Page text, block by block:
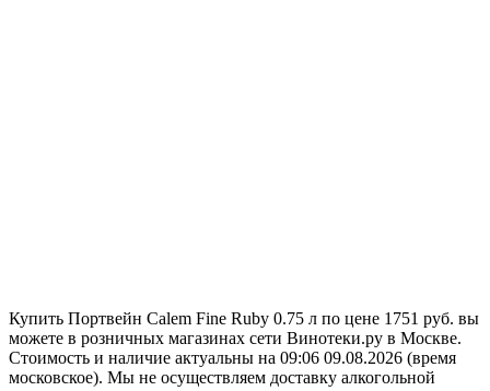
Купить Портвейн Calem Fine Ruby 0.75 л по цене 1751 руб. вы
можете в розничных магазинах сети Винотеки.ру в Москве.
Стоимость и наличие актуальны на 09:06 09.08.2026 (время
московское). Мы не осуществляем доставку алкогольной